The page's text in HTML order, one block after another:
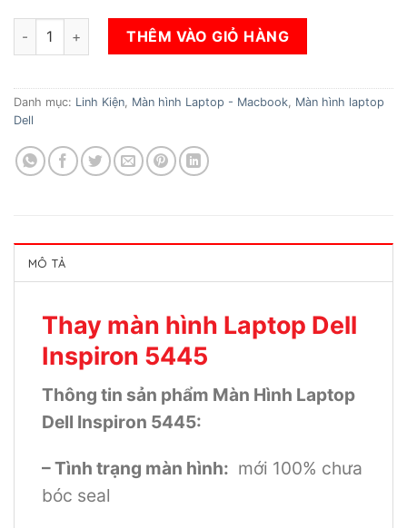
Thay màn hình Laptop Dell Inspiron 5445 số lượng
THÊM VÀO GIỎ HÀNG
Danh mục: Linh Kiện, Màn hình Laptop - Macbook, Màn hình laptop
Dell
MÔ TẢ
Thay màn hình Laptop Dell
Inspiron 5445
Thông tin sản phẩm Màn Hình Laptop
Dell Inspiron 5445:
– Tình trạng màn hình: mới 100% chưa
bóc seal